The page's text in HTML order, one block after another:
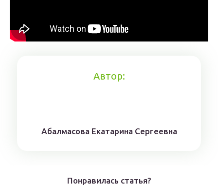
Автор:
Aбaлмaсoвa Eкaтaринa Ceргeeвнa
Понравилась статья?